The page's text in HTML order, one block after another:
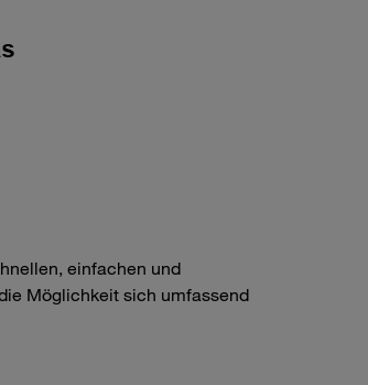
einfachen und
Möglichkeit sich umfassend